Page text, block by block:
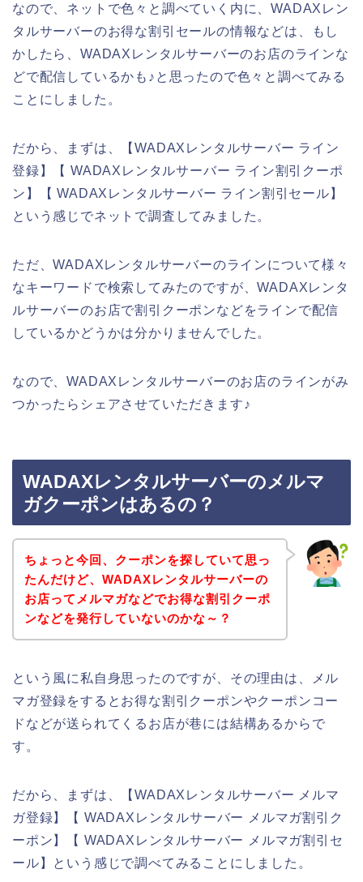
なので、ネットで色々と調べていく内に、WADAXレン
タルサーバーのお得な割引セールの情報などは、もし
かしたら、WADAXレンタルサーバーのお店のラインな
どで配信しているかも♪と思ったので色々と調べてみる
ことにしました。
だから、まずは、【WADAXレンタルサーバー ライン
登録】【 WADAXレンタルサーバー ライン割引クーポ
ン】【 WADAXレンタルサーバー ライン割引セール】
という感じでネットで調査してみました。
ただ、WADAXレンタルサーバーのラインについて様々
なキーワードで検索してみたのですが、WADAXレンタ
ルサーバーのお店で割引クーポンなどをラインで配信
しているかどうかは分かりませんでした。
なので、WADAXレンタルサーバーのお店のラインがみ
つかったらシェアさせていただきます♪
WADAXレンタルサーバーのメルマ
ガクーポンはあるの？
ちょっと今回、クーポンを探していて思っ
たんだけど、WADAXレンタルサーバーの
お店ってメルマガなどでお得な割引クーポ
ンなどを発行していないのかな～？
という風に私自身思ったのですが、その理由は、メル
マガ登録をするとお得な割引クーポンやクーポンコー
ドなどが送られてくるお店が巷には結構あるからで
す。
だから、まずは、【WADAXレンタルサーバー メルマ
ガ登録】【 WADAXレンタルサーバー メルマガ割引ク
ーポン】【 WADAXレンタルサーバー メルマガ割引セ
ール】という感じで調べてみることにしました。